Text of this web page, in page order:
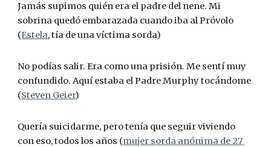
Jamás supimos quién era el padre del nene. Mi
sobrina quedó embarazada cuando iba al Próvolo
(Estela, tía de una víctima sorda)
No podías salir. Era como una prisión. Me sentí muy
confundido. Aquí estaba el Padre Murphy tocándome
(Steven Geier)
Quería suicidarme, pero tenía que seguir viviendo
con eso, todos los años (mujer sorda anónima de 27